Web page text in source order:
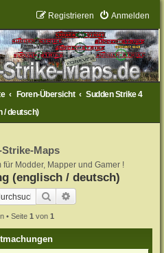
Anmelden
Registrieren
Foren-Übersicht
Sudden Strike 4
/ deutsch)
Maps
für Modder, Mapper und Gamer !
(englisch / deutsch)
Suche
• Seite 1 von 1